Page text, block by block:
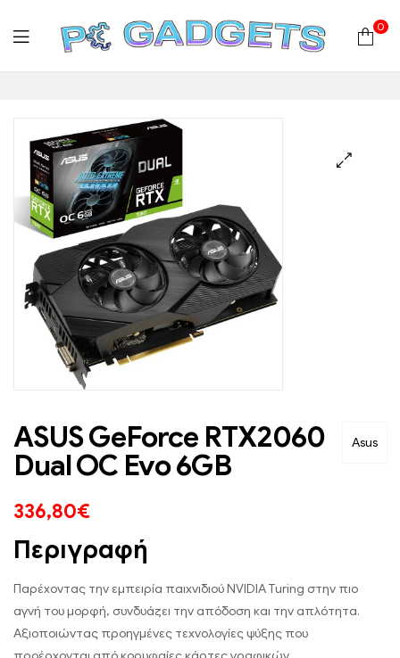
Gadgets
Plus
|
Hardware
|
Αναλώσιμα
0
Asus
ASUS GeForce RTX2060
Dual OC Evo 6GB
336,80€
Περιγραφή
Παρέχοντας την εμπειρία παιχνιδιού NVIDIA Turing στην πιο
αγνή του μορφή, συνδυάζει την απόδοση και την απλότητα.
Αξιοποιώντας προηγμένες τεχνολογίες ψύξης που